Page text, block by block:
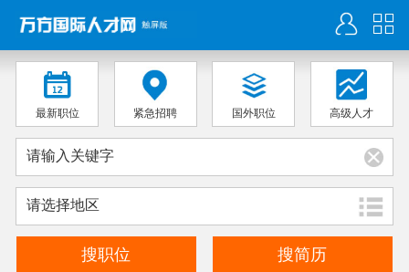
最新职位 紧急招聘 国外职位 高级人才
请选择地区
搜职位 搜简历